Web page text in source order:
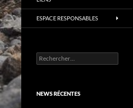
ESPACE RESPONSABLES
Rechercher :
NEWS RÉCENTES